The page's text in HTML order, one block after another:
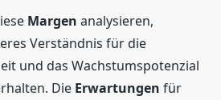
Margen analysieren,
Verständnis für die
und das Wachstumspotenzial
Die Erwartungen für